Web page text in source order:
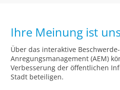
Ihre Meinung ist
Über das interaktive
Anregungsmanagement (AEM)
Verbesserung der öffentlichen
Stadt beteiligen.